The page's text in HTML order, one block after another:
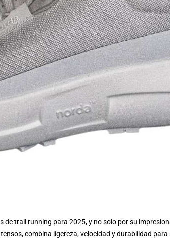
trail running para 2025, y no solo por su
combina ligereza, velocidad y durabilidad